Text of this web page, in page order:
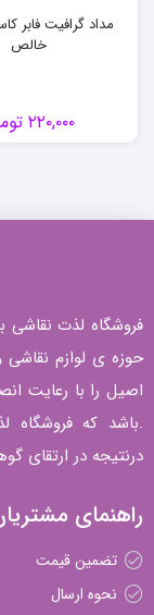
مداد گرافیت فابر
خالص
۲۲۰,۰۰۰
فروشگاه لذت نقاشی
حوزه ی لوازم
اصیل را با رعایت
.باشد که
درنتیجه در ارتقای
راهنمای
تضمین قیمت
نحوه ارسال